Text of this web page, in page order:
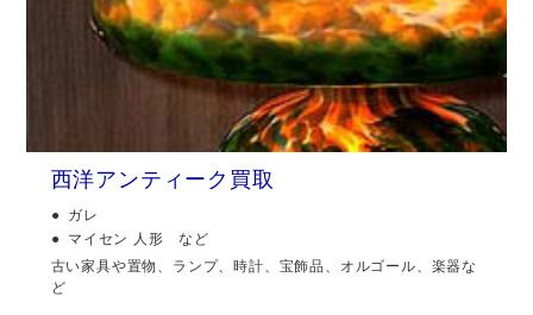
西洋アンティーク買取
ガレ
マイセン 人形 など
古い家具や置物、ランプ、時計、宝飾品、オルゴール、楽器な
ど